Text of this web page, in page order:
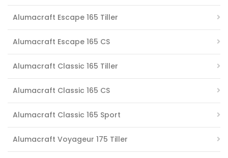
Alumacraft Escape 165 Tiller
Alumacraft Escape 165 CS
Alumacraft Classic 165 Tiller
Alumacraft Classic 165 CS
Alumacraft Classic 165 Sport
Alumacraft Voyageur 175 Tiller